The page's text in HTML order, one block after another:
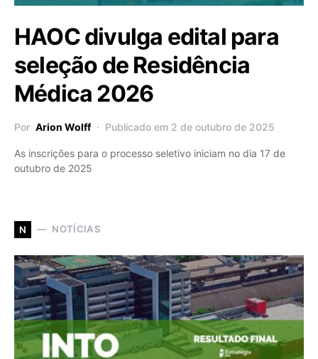
HAOC divulga edital para
seleção de Residência
Médica 2026
Por Arion Wolff Publicado em 2 de outubro de 2025
As inscrições para o processo seletivo iniciam no dia 17 de
outubro de 2025
N NOTÍCIAS